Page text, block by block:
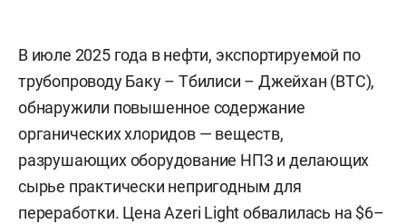
В июле 2025 года в нефти, экспортируемой по
трубопроводу Баку – Тбилиси – Джейхан (BTC),
обнаружили повышенное содержание
органических хлоридов — веществ,
разрушающих оборудование НПЗ и делающих
сырье практически непригодным для
переработки. Цена Azeri Light обвалилась на $6–